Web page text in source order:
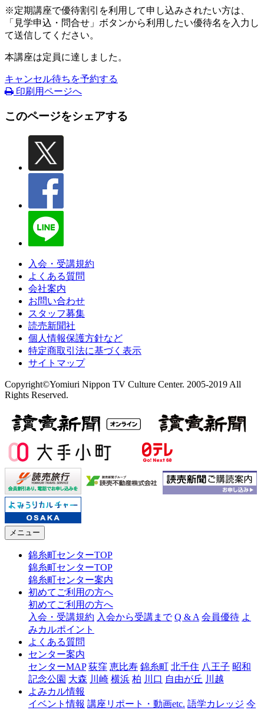
※定期講座で優待割引を利用して申し込みされたい方は、
「見学申込・問合せ」ボタンから利用したい優待名を入力し
て送信してください。
本講座は定員に達しました。
キャンセル待ちを予約する
印刷用ページへ
このページをシェアする
入会・受講規約
よくある質問
会社案内
お問い合わせ
スタッフ募集
読売新聞社
個人情報保護方針など
特定商取引法に基づく表示
サイトマップ
Copyright©Yomiuri Nippon TV Culture Center. 2005-2019 All
Rights Reserved.
メニュー
錦糸町センターTOP
錦糸町センターTOP
錦糸町センター案内
初めてご利用の方へ
初めてご利用の方へ
入会・受講規約 入会から受講まで Q & A 会員優待 よ
みカルポイント
よくある質問
センター案内
センターMAP 荻窪 恵比寿 錦糸町 北千住 八王子 昭和
記念公園 大森 川崎 横浜 柏 川口 自由が丘 川越
よみカル情報
イベント情報 講座リポート・動画etc. 語学カレッジ 今